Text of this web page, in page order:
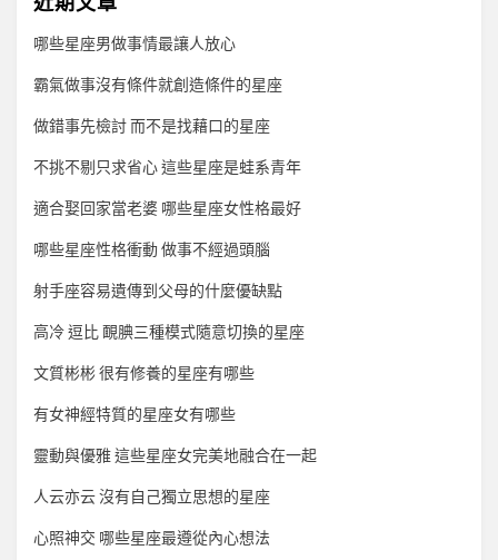
哪些星座男做事情最讓人放心
霸氣做事沒有條件就創造條件的星座
做錯事先檢討 而不是找藉口的星座
不挑不剔只求省心 這些星座是蛙系青年
適合娶回家當老婆 哪些星座女性格最好
哪些星座性格衝動 做事不經過頭腦
射手座容易遺傳到父母的什麼優缺點
高冷 逗比 靦腆三種模式隨意切換的星座
文質彬彬 很有修養的星座有哪些
有女神經特質的星座女有哪些
靈動與優雅 這些星座女完美地融合在一起
人云亦云 沒有自己獨立思想的星座
心照神交 哪些星座最遵從內心想法